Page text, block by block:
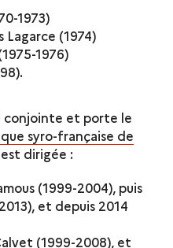
1973)
Lagarce (1974)
1976)
conjointe et porte le
syro-française de
est dirigée :
(1999-2004), puis
et depuis 2014
(1999-2008), et